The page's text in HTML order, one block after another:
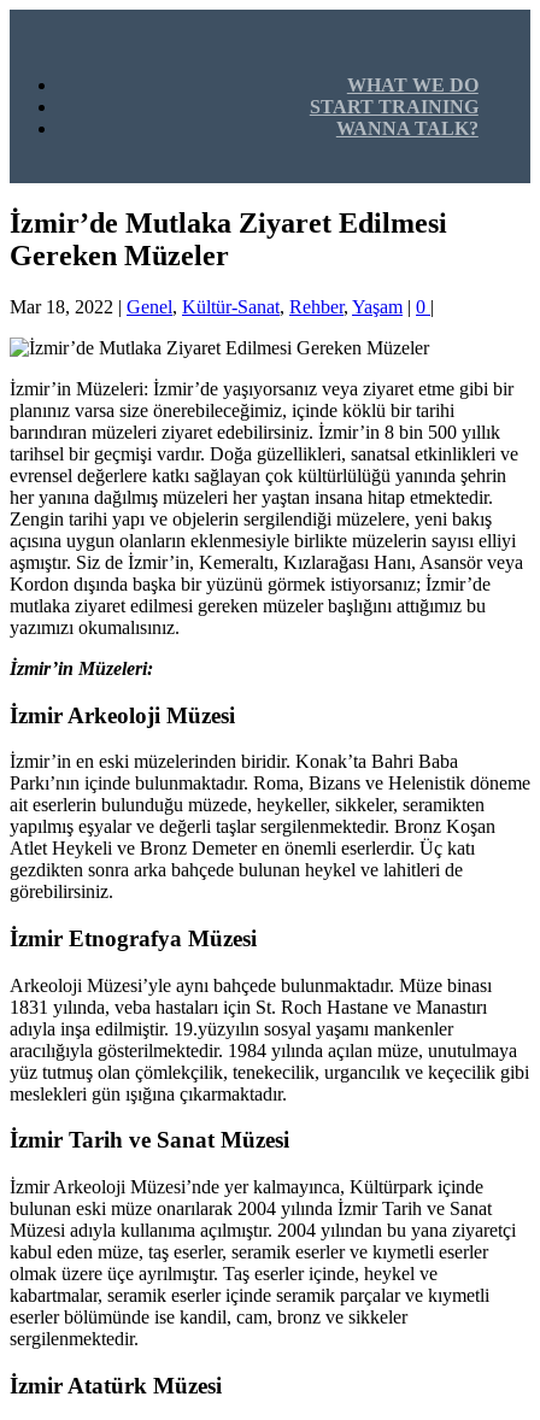
WHAT WE DO
START TRAINING
WANNA TALK?
İzmir’de Mutlaka Ziyaret Edilmesi
Gereken Müzeler
Mar 18, 2022 | Genel, Kültür-Sanat, Rehber, Yaşam | 0 |
İzmir’in Müzeleri: İzmir’de yaşıyorsanız veya ziyaret etme gibi bir
planınız varsa size önerebileceğimiz, içinde köklü bir tarihi
barındıran müzeleri ziyaret edebilirsiniz. İzmir’in 8 bin 500 yıllık
tarihsel bir geçmişi vardır. Doğa güzellikleri, sanatsal etkinlikleri ve
evrensel değerlere katkı sağlayan çok kültürlülüğü yanında şehrin
her yanına dağılmış müzeleri her yaştan insana hitap etmektedir.
Zengin tarihi yapı ve objelerin sergilendiği müzelere, yeni bakış
açısına uygun olanların eklenmesiyle birlikte müzelerin sayısı elliyi
aşmıştır. Siz de İzmir’in, Kemeraltı, Kızlarağası Hanı, Asansör veya
Kordon dışında başka bir yüzünü görmek istiyorsanız; İzmir’de
mutlaka ziyaret edilmesi gereken müzeler başlığını attığımız bu
yazımızı okumalısınız.
İzmir’in Müzeleri:
İzmir Arkeoloji Müzesi
İzmir’in en eski müzelerinden biridir. Konak’ta Bahri Baba
Parkı’nın içinde bulunmaktadır. Roma, Bizans ve Helenistik döneme
ait eserlerin bulunduğu müzede, heykeller, sikkeler, seramikten
yapılmış eşyalar ve değerli taşlar sergilenmektedir. Bronz Koşan
Atlet Heykeli ve Bronz Demeter en önemli eserlerdir. Üç katı
gezdikten sonra arka bahçede bulunan heykel ve lahitleri de
görebilirsiniz.
İzmir Etnografya Müzesi
Arkeoloji Müzesi’yle aynı bahçede bulunmaktadır. Müze binası
1831 yılında, veba hastaları için St. Roch Hastane ve Manastırı
adıyla inşa edilmiştir. 19.yüzyılın sosyal yaşamı mankenler
aracılığıyla gösterilmektedir. 1984 yılında açılan müze, unutulmaya
yüz tutmuş olan çömlekçilik, tenekecilik, urgancılık ve keçecilik gibi
meslekleri gün ışığına çıkarmaktadır.
İzmir Tarih ve Sanat Müzesi
İzmir Arkeoloji Müzesi’nde yer kalmayınca, Kültürpark içinde
bulunan eski müze onarılarak 2004 yılında İzmir Tarih ve Sanat
Müzesi adıyla kullanıma açılmıştır. 2004 yılından bu yana ziyaretçi
kabul eden müze, taş eserler, seramik eserler ve kıymetli eserler
olmak üzere üçe ayrılmıştır. Taş eserler içinde, heykel ve
kabartmalar, seramik eserler içinde seramik parçalar ve kıymetli
eserler bölümünde ise kandil, cam, bronz ve sikkeler
sergilenmektedir.
İzmir Atatürk Müzesi